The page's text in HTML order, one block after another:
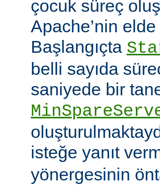
çocuk süreç
Apache’nin
Başlangıçta
belli sayıda
saniyede bir
isteğe yanıt
yönergesinin